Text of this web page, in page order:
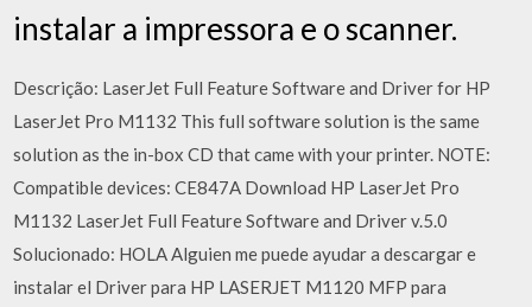
instalar a impressora e o scanner.
Descrição: LaserJet Full Feature Software and Driver for HP
LaserJet Pro M1132 This full software solution is the same
solution as the in-box CD that came with your printer. NOTE:
Compatible devices: CE847A Download HP LaserJet Pro
M1132 LaserJet Full Feature Software and Driver v.5.0
Solucionado: HOLA Alguien me puede ayudar a descargar e
instalar el Driver para HP LASERJET M1120 MFP para